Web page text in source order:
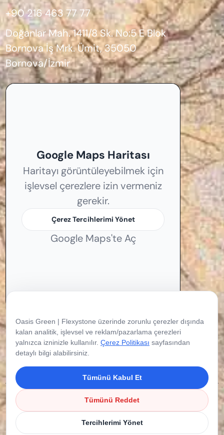
+90 216 463 77 77
Doğanlar Mah. 1411/8 Sk. No:5 E Blok
Bornova İş Mrk. Ümit, 35050
Bornova/İzmir
Google Maps Haritası
Haritayı görüntüleyebilmek için
işlevsel çerezlere izin vermeniz
gerekir.
Çerez Tercihlerimi Yönet
Google Maps'te Aç
Copyright © 2026 Flexystone. Tüm Hakları
Saklıdır.
Oasis Green | Flexystone üzerinde zorunlu çerezler dışında
kalan analitik, işlevsel ve reklam/pazarlama çerezleri
yalnızca izninizle kullanılır. Çerez Politikası sayfasından
detaylı bilgi alabilirsiniz.
Tümünü Kabul Et
Tümünü Reddet
Tercihlerimi Yönet